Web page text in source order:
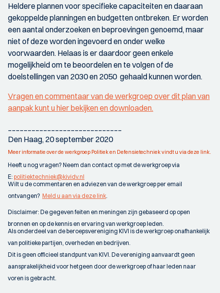
Heldere plannen voor specifieke capaciteiten en daaraan
gekoppelde planningen en budgetten ontbreken. Er worden
een aantal onderzoeken en beproevingen genoemd, maar
niet of deze worden ingevoerd en onder welke
voorwaarden. Helaas is er daardoor geen enkele
mogelijkheid om te beoordelen en te volgen of de
doelstellingen van 2030 en 2050 gehaald kunnen worden.
Vragen en commentaar van de werkgroep over dit plan van
aanpak kunt u hier bekijken en downloaden.
Den Haag, 20 september 2020
Meer informatie over de werkgroep Politiek en Defensietechniek vindt u via deze link.
Heeft u nog vragen? Neem dan contact op met de werkgroep via
E: politiektechniek@kividv.nl
Wilt u de commentaren en adviezen van de werkgroep per email
ontvangen? Meld u aan via deze link.
Disclaimer: De gegeven feiten en meningen zijn gebaseerd op open
bronnen en op de kennis en ervaring van werkgroep leden.
Als onderdeel van de beroepsvereniging KIVI is de werkgroep onafhankelijk
van politieke partijen, overheden en bedrijven.
Dit is geen officieel standpunt van KIVI. De vereniging aanvaardt geen
aansprakelijkheid voor hetgeen door de werkgroep of haar leden naar
voren is gebracht.